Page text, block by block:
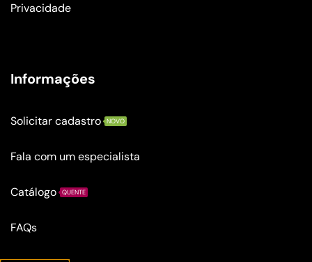
Privacidade
Informações
Solicitar cadastro NOVO
Fala com um especialista
Catálogo QUENTE
FAQs